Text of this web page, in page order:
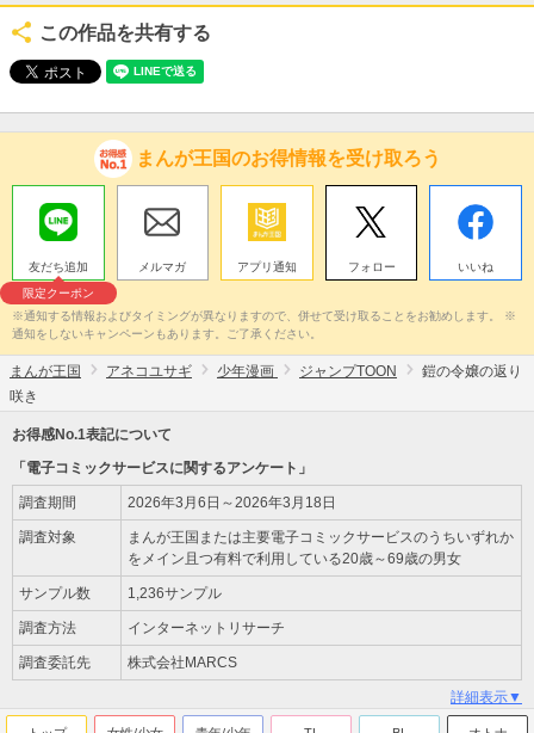
この作品を共有する
まんが王国のお得情報を受け取ろう
友だち追加
限定クーポン
メルマガ アプリ通知 フォロー いいね
※通知する情報およびタイミングが異なりますので、併せて受け取ることをお勧めします。 ※
通知をしないキャンペーンもあります。ご了承ください。
まんが王国 アネコユサギ 少年漫画 ジャンプTOON
鎧の令嬢の返り
咲き
お得感No.1表記について
「電子コミックサービスに関するアンケート」
調査期間 2026年3月6日～2026年3月18日
調査対象
まんが王国または主要電子コミックサービスのうちいずれか
をメイン且つ有料で利用している20歳～69歳の男女
サンプル数 1,236サンプル
調査方法 インターネットリサーチ
調査委託先 株式会社MARCS
詳細表示▼